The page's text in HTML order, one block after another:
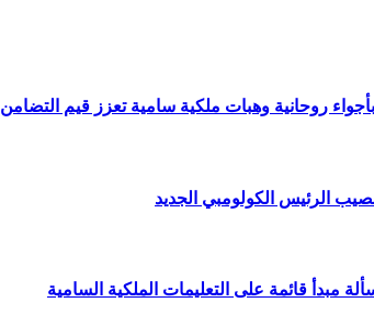
روحانية وهبات ملكية سامية تعزز قيم التضامن
الرئيس الكولومبي الجديد
مبدأ قائمة على التعليمات الملكية السامية